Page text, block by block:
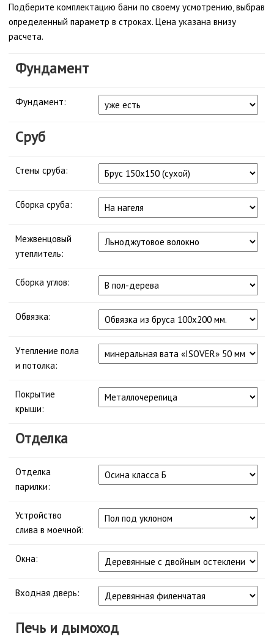
Подберите комплектацию бани по своему усмотрению, выбрав
определенный параметр в строках. Цена указана внизу
расчета.
Фундамент
Фундамент:
Сруб
Стены сруба:
Сборка сруба:
Межвенцовый
утеплитель:
Сборка углов:
Обвязка:
Утепление пола
и потолка:
Покрытие
крыши:
Отделка
Отделка
парилки:
Устройство
слива в моечной:
Окна:
Входная дверь:
Печь и дымоход